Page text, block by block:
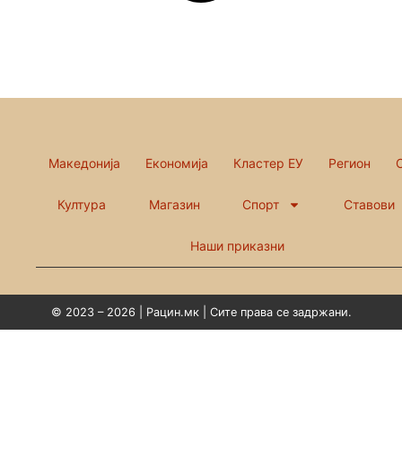
Македонија Економија Кластер ЕУ Регион
Култура Магазин Спорт Ставови
Наши приказни
© 2023 – 2026 | Рацин.мк | Сите права се задржани.